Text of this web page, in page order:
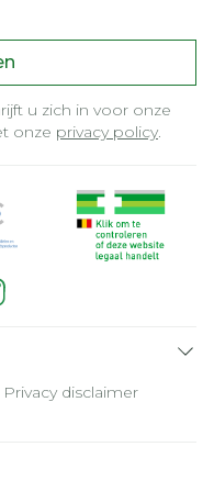
u zich in voor onze
onze privacy policy.
Privacy disclaimer